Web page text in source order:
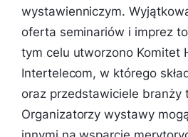
wystawienniczym.
oferta seminariów i imprez
tym celu utworzono Komitet
Intertelecom, w którego
oraz przedstawiciele branży
Organizatorzy wystawy